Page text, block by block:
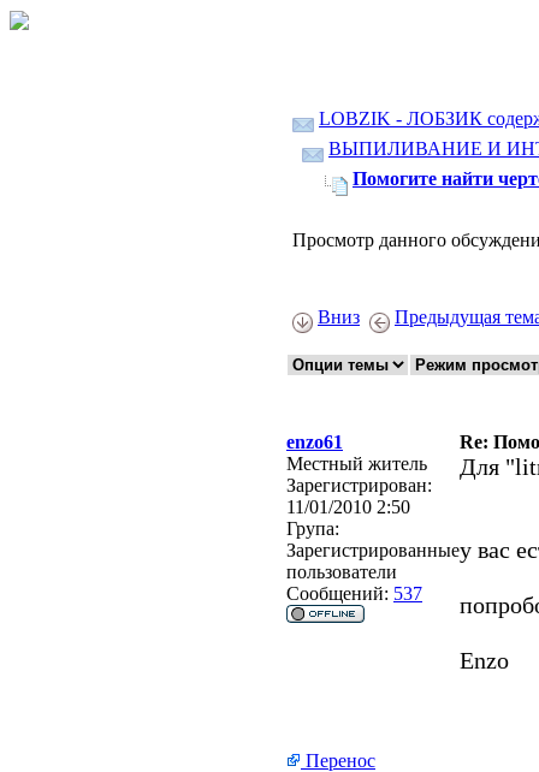
LOBZIK - ЛОБЗИК
ВЫПИЛИВАНИЕ И
Помогите найти
Просмотр данного
Вниз Предыдущая
enzo61
Re:
Местный житель
Зарегистрирован:
11/01/2010 2:50
Група:
Зарегистрированные
пользователи
Сообщений: 537
Для
у вас
Enzo
Перенос